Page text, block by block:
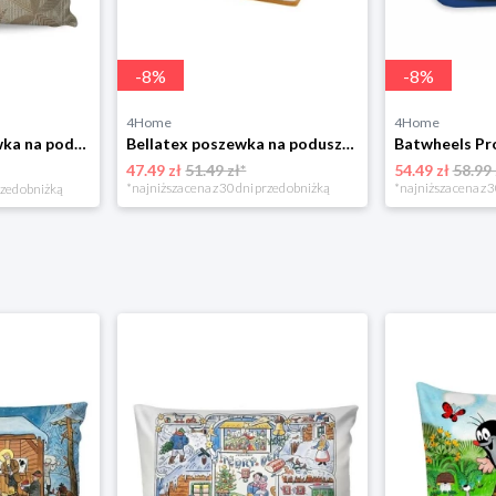
Matějovský Poszewka na poduszkę Solei, 40 x 40 cm
obniżką
-8%
4Home
Bellatex poszewka na poduszkę klinową frotte musztardowa, 80 x 50 x 20 cm
47.49 zł51.49 zł*
*najniższa cena z 30 dni przed obniżką
-8%
4Home
54.49 zł58.99
*najniższa cena z